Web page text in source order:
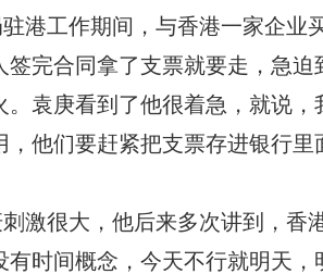
港工作期间，与香港一家企业
签完合同拿了支票就要走，急
。袁庚看到了他很着急，就说
，他们要赶紧把支票存进银行
激很大，他后来多次讲到，香
有时间概念，今天不行就明天